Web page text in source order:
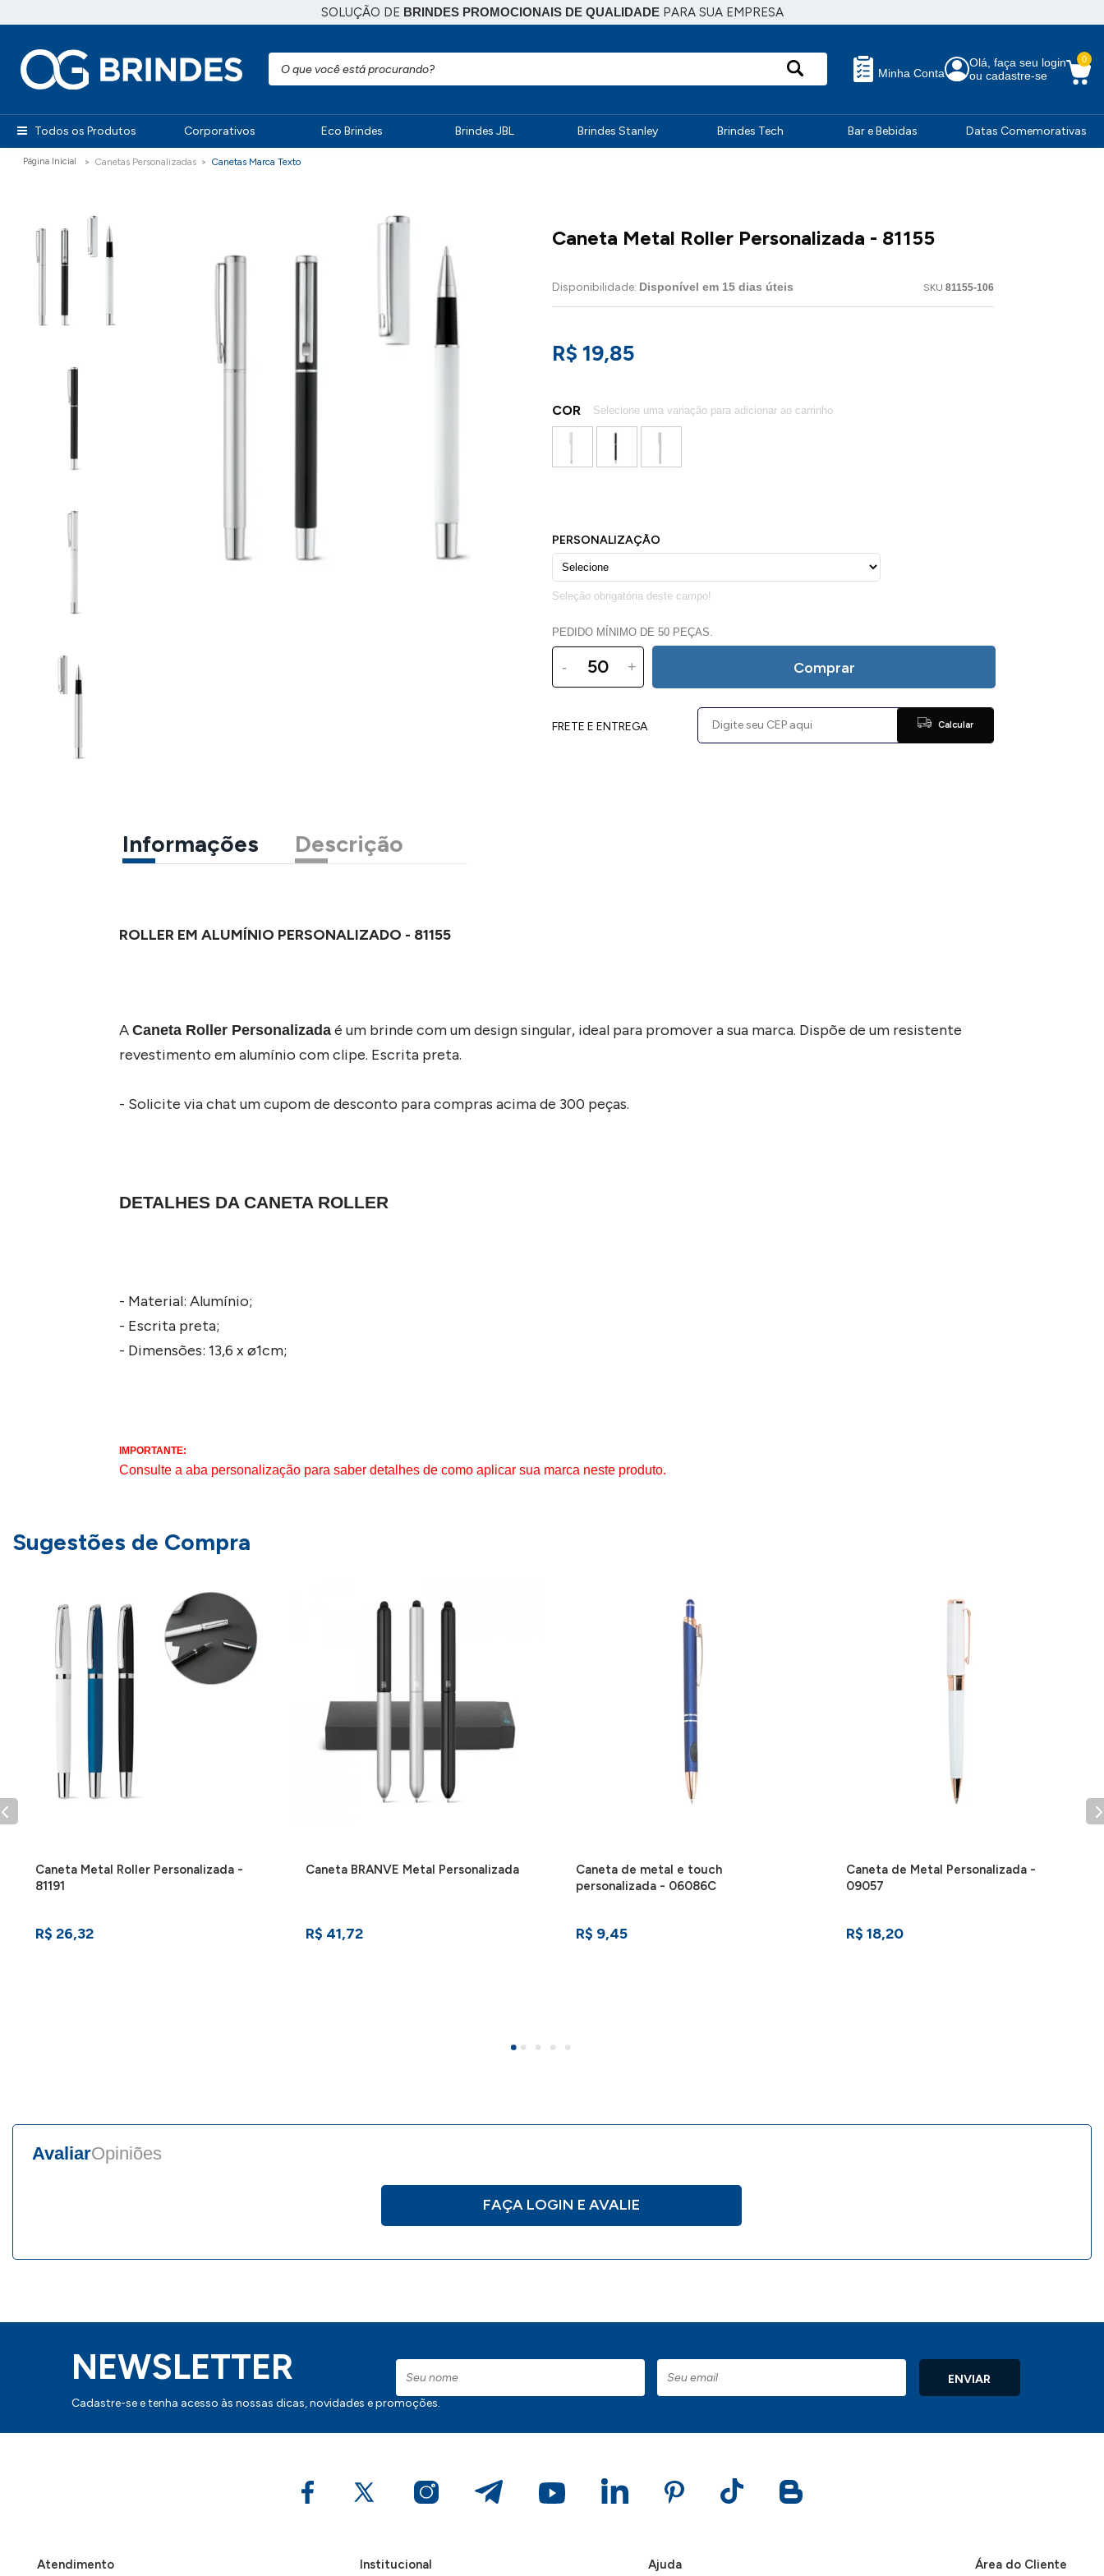
SOLUÇÃO DE BRINDES PROMOCIONAIS DE QUALIDADEPARA SUA EMPRESA
Minha Conta
Olá, faça seu login
ou cadastre-se
0
Todos os Produtos Corporativos Eco Brindes Brindes JBL Brindes Stanley Brindes Tech Bar e Bebidas Datas Comemorativas
Canetas Personalizadas Canetas Marca Texto
Caneta Metal Roller Personalizada - 81155
Disponibilidade: Disponível em 15 dias úteis SKU 81155-106
R$ 19,85
COR
PEDIDO MÍNIMO DE 50 PEÇAS.
- + Comprar
FRETE E ENTREGA Calcular
Informações Descrição
ROLLER EM ALUMÍNIO PERSONALIZADO - 81155
ACaneta Roller Personalizada é um brinde com um design singular, ideal para promover a sua marca. Dispõe de um resistente
revestimento em alumínio com clipe. Escrita preta.
- Solicite via chat um cupom de desconto para compras acima de 300 peças.
DETALHES DA CANETA ROLLER
- Material: Alumínio;
- Escrita preta;
- Dimensões: 13,6 x ø1cm;
IMPORTANTE:
Consulte a aba personalização para saber detalhes de como aplicar sua marca neste produto.
Sugestões de Compra
Caneta Metal Roller Personalizada -
81191
R$ 26,32
Caneta BRANVE Metal Personalizada
R$ 41,72
Caneta de metal e touch
personalizada - 06086C
R$ 9,45
Caneta de Metal Personalizada -
09057
R$ 18,20
AvaliarOpiniões
FAÇA LOGIN E AVALIE
NEWSLETTER
Cadastre-se e tenha acesso às nossas dicas, novidades e promoções.
ENVIAR
Atendimento Institucional Ajuda Área do Cliente